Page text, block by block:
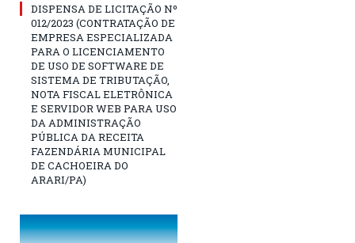
DISPENSA DE LICITAÇÃO Nº
012/2023 (CONTRATAÇÃO DE
EMPRESA ESPECIALIZADA
PARA O LICENCIAMENTO
DE USO DE SOFTWARE DE
SISTEMA DE TRIBUTAÇÃO,
NOTA FISCAL ELETRÔNICA
E SERVIDOR WEB PARA USO
DA ADMINISTRAÇÃO
PÚBLICA DA RECEITA
FAZENDÁRIA MUNICIPAL
DE CACHOEIRA DO
ARARI/PA)